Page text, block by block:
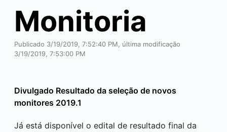
Monitoria
Publicado 3/19/2019, 7:52:40 PM, última modificação
3/19/2019, 7:53:00 PM
Divulgado Resultado da seleção de novos
monitores 2019.1
Já está disponível o edital de resultado final da